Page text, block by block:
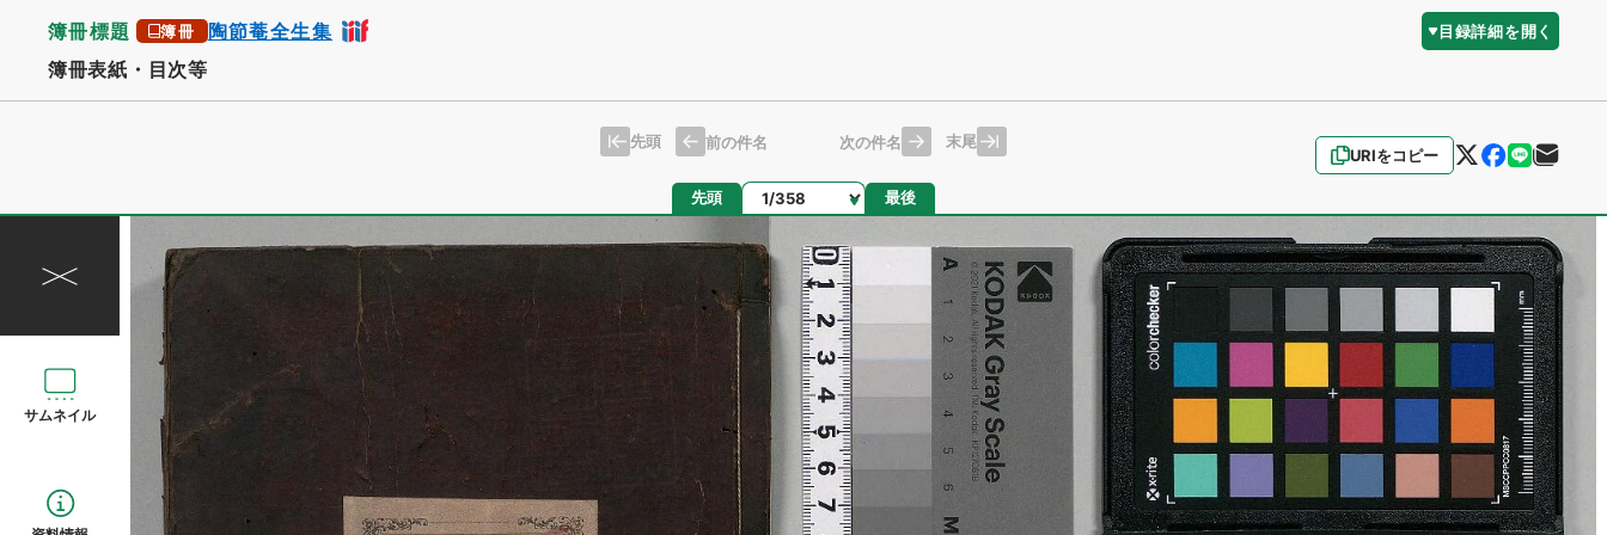
簿冊標題 簿冊 陶節菴全生集 目録詳細を開く
簿冊表紙・目次等
URIをコピー
先頭 前の件名 次の件名 末尾
先頭 ページ 最後
サムネイル